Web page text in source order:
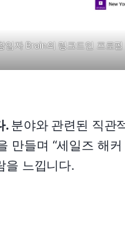
업자 Brain의 링크드인 프로필
. 분야와 관련된 직관
만들며 “세일즈 해커
을 느낍니다.